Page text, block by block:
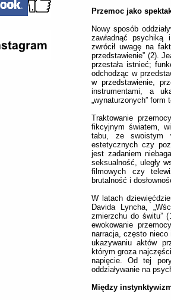
Przemoc jako
Nowy sposób
zawładnąć psychiką
zwrócił uwagę na
przedstawienie” (2).
przestała istnieć;
odchodząc w
w przedstawienie,
instrumentami, a
„wynaturzonych” form
Traktowanie
fikcyjnym światem,
tabu, ze swoistym
estetycznych czy
jest zadaniem
seksualność, uległy
filmowych czy
brutalność i
W latach
Davida Lyncha,
zmierzchu do świtu”
ewokowanie
narracja, często nieco
ukazywaniu aktów
którym groza
napięcie. Od tej
oddziaływanie na
Między